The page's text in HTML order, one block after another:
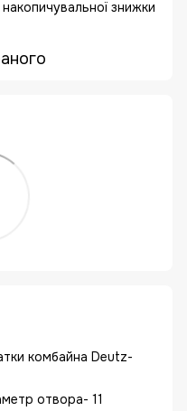
знижки
комбайна Deutz-
отвора- 11